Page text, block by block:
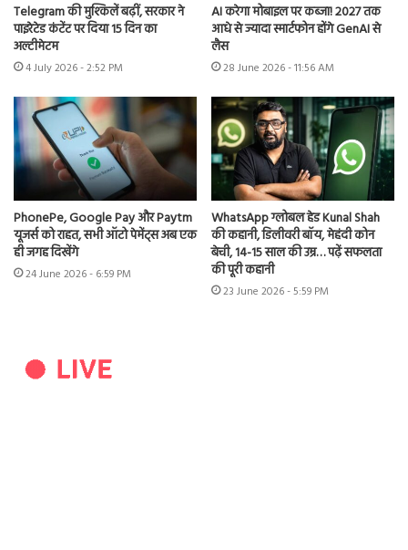
Telegram की मुश्किलें बढ़ीं, सरकार ने
पाइरेटेड कंटेंट पर दिया 15 दिन का
अल्टीमेटम
4 July 2026 - 2:52 PM
AI करेगा मोबाइल पर कब्जा! 2027 तक
आधे से ज्यादा स्मार्टफोन होंगे GenAI से
लैस
28 June 2026 - 11:56 AM
PhonePe, Google Pay और Paytm
यूजर्स को राहत, सभी ऑटो पेमेंट्स अब एक
ही जगह दिखेंगे
24 June 2026 - 6:59 PM
WhatsApp ग्लोबल हेड Kunal Shah
की कहानी, डिलीवरी बॉय, मेहंदी कोन
बेची, 14-15 साल की उम्र… पढ़ें सफलता
की पूरी कहानी
23 June 2026 - 5:59 PM